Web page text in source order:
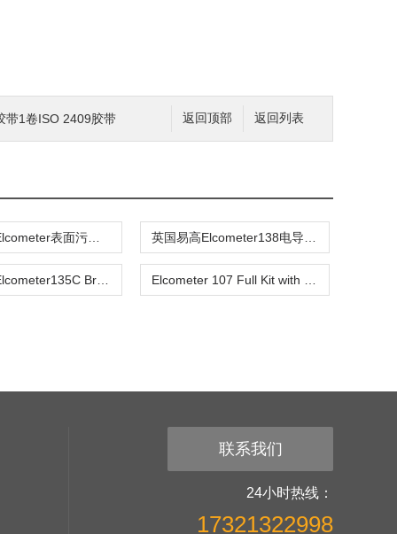
返回列表
返回顶部
带1卷ISO 2409胶带
联系我们
24小时热线：
17321322998